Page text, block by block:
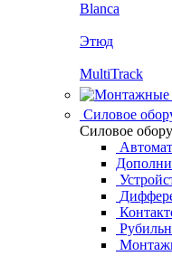
Blanca
Этюд
MultiTrack
Силовое
Силовое